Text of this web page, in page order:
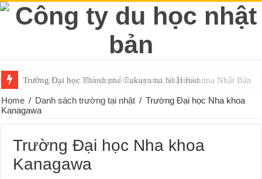
Trường Đại học Hiroshima Gakuen tại Nhật Bản
Home / Danh sách trường tại nhật / Trường Đại học Nha khoa
Kanagawa
Trường Đại học Nha khoa
Kanagawa